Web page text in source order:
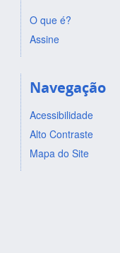
O que é?
Assine
Navegação
Acessibilidade
Alto Contraste
Mapa do Site